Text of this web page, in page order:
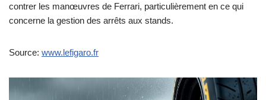
contrer les manœuvres de Ferrari, particulièrement en ce qui
concerne la gestion des arrêts aux stands.
Source: www.lefigaro.fr